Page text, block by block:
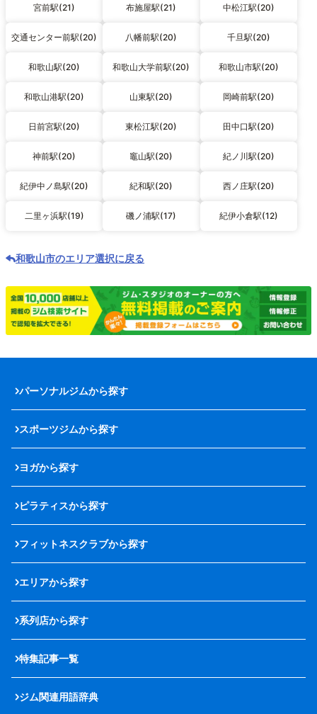
宮前駅(21) 布施屋駅(21) 中松江駅(20)
交通センター前駅(20) 八幡前駅(20) 千旦駅(20)
和歌山駅(20) 和歌山大学前駅(20) 和歌山市駅(20)
和歌山港駅(20) 山東駅(20) 岡崎前駅(20)
日前宮駅(20) 東松江駅(20) 田中口駅(20)
神前駅(20) 竈山駅(20) 紀ノ川駅(20)
紀伊中ノ島駅(20) 紀和駅(20) 西ノ庄駅(20)
二里ヶ浜駅(19) 磯ノ浦駅(17) 紀伊小倉駅(12)
和歌山市のエリア選択に戻る
パーソナルジムから探す
スポーツジムから探す
ヨガから探す
ピラティスから探す
フィットネスクラブから探す
エリアから探す
系列店から探す
特集記事一覧
ジム関連用語辞典